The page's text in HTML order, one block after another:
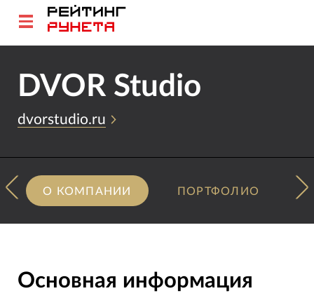
DVOR Studio
dvorstudio.ru
О КОМПАНИИ ПОРТФОЛИО
Основная информация